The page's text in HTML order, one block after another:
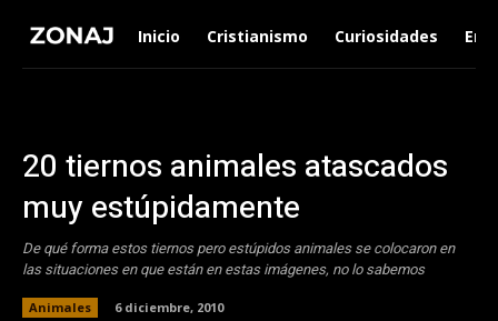
Inicio Cristianismo Curiosidades
20 tiernos animales atascados
muy estúpidamente
De qué forma estos tiernos pero estúpidos animales se colocaron en
las situaciones en que están en estas imágenes, no lo sabemos
Animales
6 diciembre, 2010